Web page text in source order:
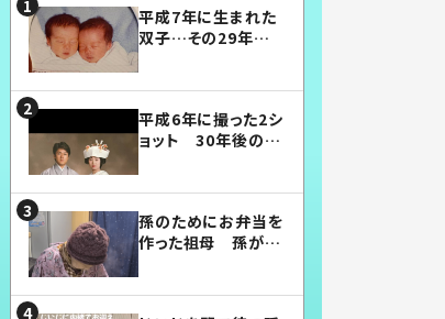
平成7年に生まれた
双子…その29年後
平成6年に撮った2シ
ョット 30年後の姿
孫のためにお弁当を
作った祖母 孫が絶